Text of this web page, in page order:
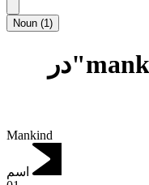
Noun (1)
تعریف و معنی "mankind"در
Mankind
اسم